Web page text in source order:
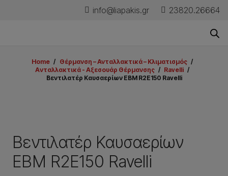
info@liapakis.gr 23820.26664
Home / Θέρμανση – Ανταλλακτικά – Κλιματισμός /
Aνταλλακτικά - Aξεσουάρ Θέρμανσης / Ravelli /
Βεντιλατέρ Καυσαερίων EBM R2E150 Ravelli
Βεντιλατέρ Καυσαερίων
EBM R2E150 Ravelli